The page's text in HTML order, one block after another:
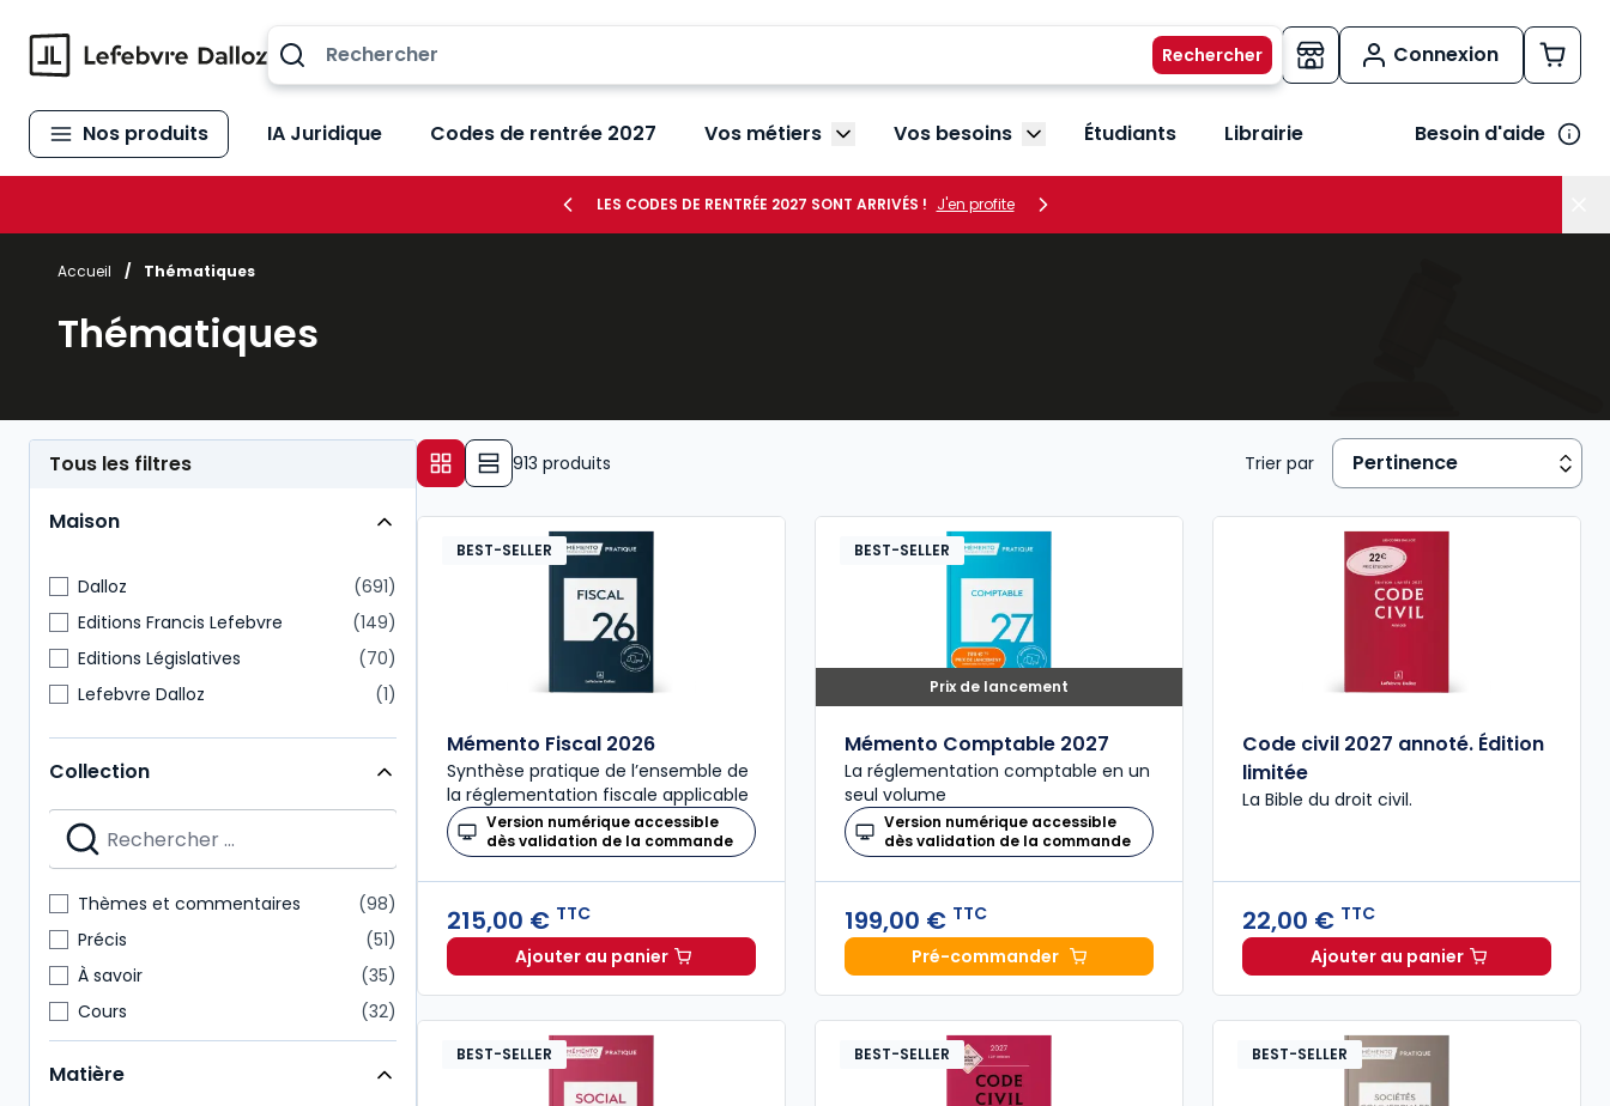
Connexion
Nos produits IA Juridique Codes de rentrée 2027 Vos métiers Afficher le sous-menu Vos métiers
Vos besoins Afficher le sous-menu Vos besoins
Étudiants Librairie Besoin d'aide
LES CODES DE RENTRÉE 2027 SONT ARRIVÉS ! J'en profite
Accueil / Thématiques
Thématiques
Tous les filtres
Maison
Dalloz
691
Editions Francis Lefebvre
149
Editions Législatives
70
Lefebvre Dalloz
1
Collection
Thèmes et commentaires
98
Précis
51
À savoir
35
Cours
32
Codes Dalloz Professionnels
29
Mémentos
28
Matière
913 produits Trier par
BEST-SELLER
Mémento Fiscal 2026
Synthèse pratique de l’ensemble de
la réglementation fiscale applicable
Version numérique accessible
dès validation de la commande
215,00 € TTC
Ajouter au panierMémento Fiscal 2026 à 215,00 € TTC
Prix de lancement
BEST-SELLER
Mémento Comptable 2027
La réglementation comptable en un
seul volume
Version numérique accessible
dès validation de la commande
199,00 € TTC
Pré-commanderMémento Comptable 2027 à 199,00 € TTC
Code civil 2027 annoté. Édition
limitée
La Bible du droit civil.
22,00 € TTC
Ajouter au panierCode civil 2027 annoté.
BEST-SELLER BEST-SELLER BEST-SELLER